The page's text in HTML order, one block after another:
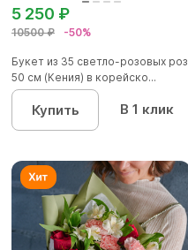
10500 ₽ -50%
5 250 ₽
Букет из 35 светло-розовых роз
50 см (Кения) в корейско...
Купить В 1 клик